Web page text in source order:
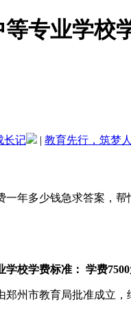
专业学校
长记 | 教育先行，筑梦人
一年多少钱急求答案，帮
校学费标准： 学费7500
郑州市教育局批准成立